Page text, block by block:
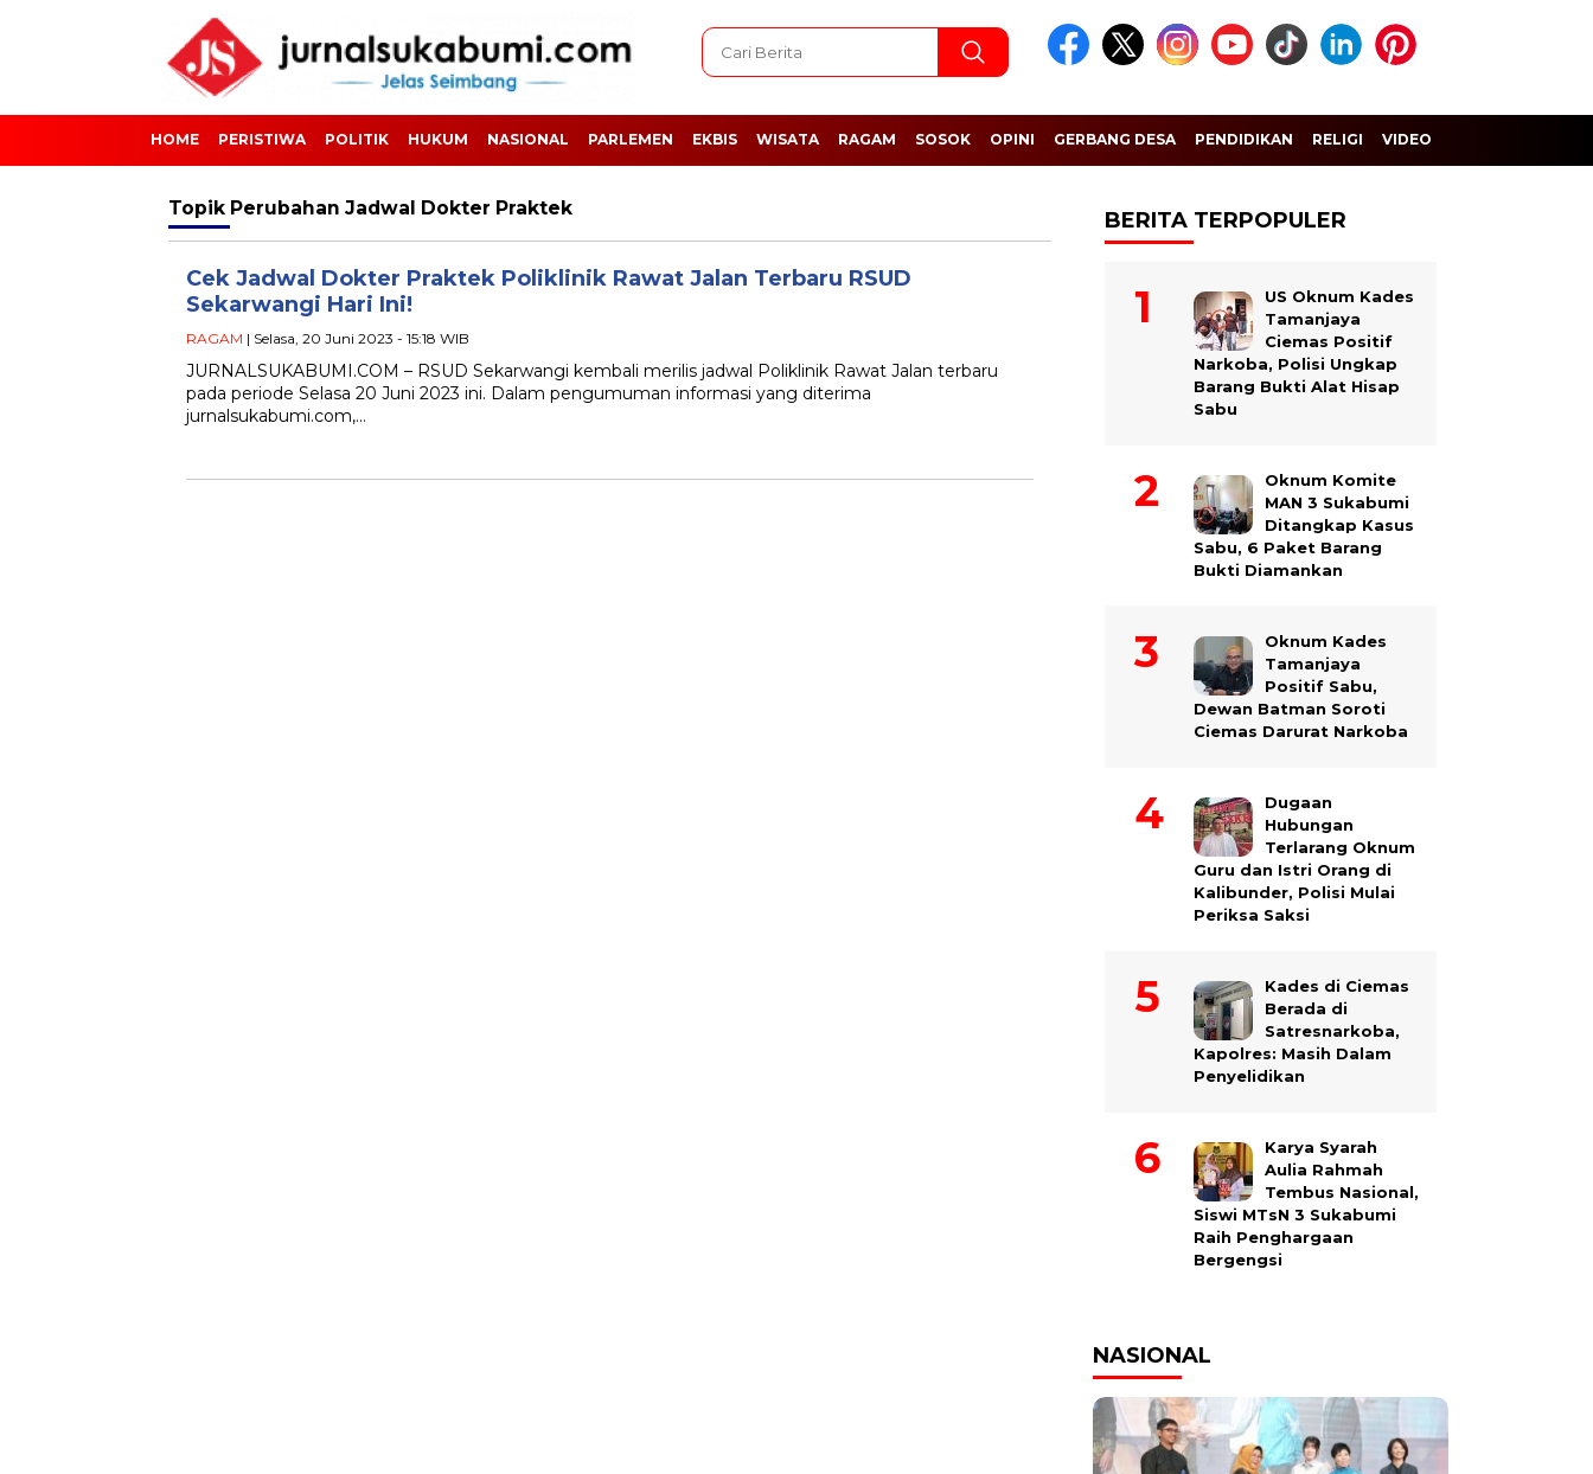
HOME PERISTIWA POLITIK HUKUM NASIONAL PARLEMEN EKBIS WISATA RAGAM SOSOK OPINI GERBANG DESA PENDIDIKAN RELIGI VIDEO
Topik Perubahan Jadwal Dokter Praktek
Cek Jadwal Dokter Praktek Poliklinik Rawat Jalan Terbaru RSUD
Sekarwangi Hari Ini!
RAGAM | Selasa, 20 Juni 2023 - 15:18 WIB
JURNALSUKABUMI.COM – RSUD Sekarwangi kembali merilis jadwal Poliklinik Rawat Jalan terbaru
pada periode Selasa 20 Juni 2023 ini. Dalam pengumuman informasi yang diterima
jurnalsukabumi.com,…
BERITA TERPOPULER
US Oknum Kades
Tamanjaya
Ciemas Positif
Narkoba, Polisi Ungkap
Barang Bukti Alat Hisap
Sabu
Oknum Komite
MAN 3 Sukabumi
Ditangkap Kasus
Sabu, 6 Paket Barang
Bukti Diamankan
Oknum Kades
Tamanjaya
Positif Sabu,
Dewan Batman Soroti
Ciemas Darurat Narkoba
Dugaan
Hubungan
Terlarang Oknum
Guru dan Istri Orang di
Kalibunder, Polisi Mulai
Periksa Saksi
Kades di Ciemas
Berada di
Satresnarkoba,
Kapolres: Masih Dalam
Penyelidikan
Karya Syarah
Aulia Rahmah
Tembus Nasional,
Siswi MTsN 3 Sukabumi
Raih Penghargaan
Bergengsi
NASIONAL